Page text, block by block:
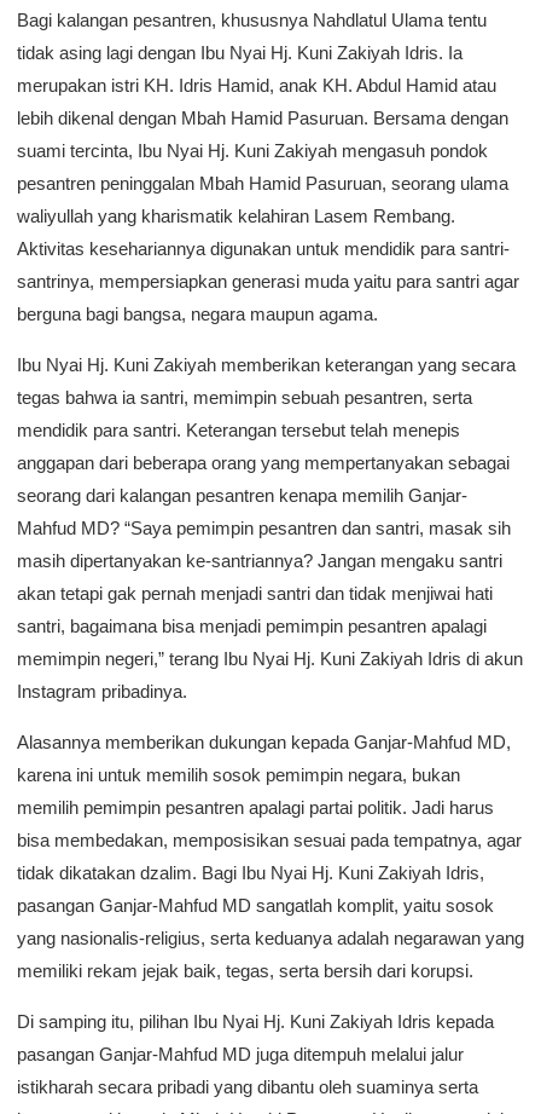
Bagi kalangan pesantren, khususnya Nahdlatul Ulama tentu
tidak asing lagi dengan Ibu Nyai Hj. Kuni Zakiyah Idris. Ia
merupakan istri KH. Idris Hamid, anak KH. Abdul Hamid atau
lebih dikenal dengan Mbah Hamid Pasuruan. Bersama dengan
suami tercinta, Ibu Nyai Hj. Kuni Zakiyah mengasuh pondok
pesantren peninggalan Mbah Hamid Pasuruan, seorang ulama
waliyullah yang kharismatik kelahiran Lasem Rembang.
Aktivitas kesehariannya digunakan untuk mendidik para santri-
santrinya, mempersiapkan generasi muda yaitu para santri agar
berguna bagi bangsa, negara maupun agama.
Ibu Nyai Hj. Kuni Zakiyah memberikan keterangan yang secara
tegas bahwa ia santri, memimpin sebuah pesantren, serta
mendidik para santri. Keterangan tersebut telah menepis
anggapan dari beberapa orang yang mempertanyakan sebagai
seorang dari kalangan pesantren kenapa memilih Ganjar-
Mahfud MD? “Saya pemimpin pesantren dan santri, masak sih
masih dipertanyakan ke-santriannya? Jangan mengaku santri
akan tetapi gak pernah menjadi santri dan tidak menjiwai hati
santri, bagaimana bisa menjadi pemimpin pesantren apalagi
memimpin negeri,” terang Ibu Nyai Hj. Kuni Zakiyah Idris di akun
Instagram pribadinya.
Alasannya memberikan dukungan kepada Ganjar-Mahfud MD,
karena ini untuk memilih sosok pemimpin negara, bukan
memilih pemimpin pesantren apalagi partai politik. Jadi harus
bisa membedakan, memposisikan sesuai pada tempatnya, agar
tidak dikatakan dzalim. Bagi Ibu Nyai Hj. Kuni Zakiyah Idris,
pasangan Ganjar-Mahfud MD sangatlah komplit, yaitu sosok
yang nasionalis-religius, serta keduanya adalah negarawan yang
memiliki rekam jejak baik, tegas, serta bersih dari korupsi.
Di samping itu, pilihan Ibu Nyai Hj. Kuni Zakiyah Idris kepada
pasangan Ganjar-Mahfud MD juga ditempuh melalui jalur
istikharah secara pribadi yang dibantu oleh suaminya serta